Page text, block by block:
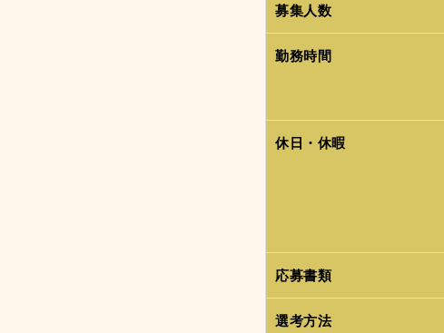
募集人数
勤務時間
休日・休暇
応募書類
選考方法